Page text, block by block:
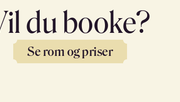
du booke?
Se rom og priser